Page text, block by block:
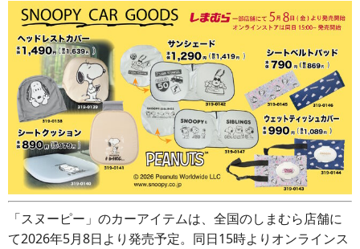
「スヌーピー」のカーアイテムは、全国のしまむら店舗に
て2026年5月8日より発売予定。同日15時よりオンラインス